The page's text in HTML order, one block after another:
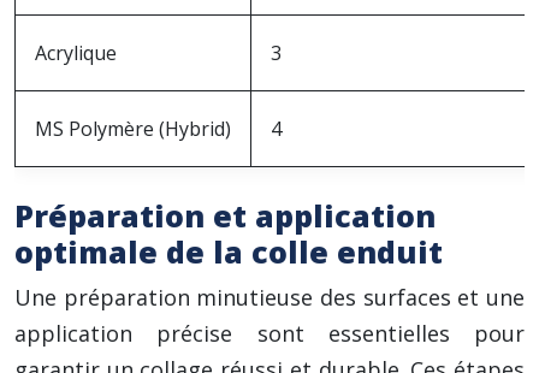
Acrylique 3
MS Polymère (Hybrid) 4
Préparation et application
optimale de la colle enduit
Une préparation minutieuse des surfaces et une
application précise sont essentielles pour